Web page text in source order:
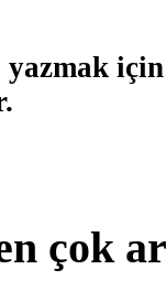
yazmak
çok